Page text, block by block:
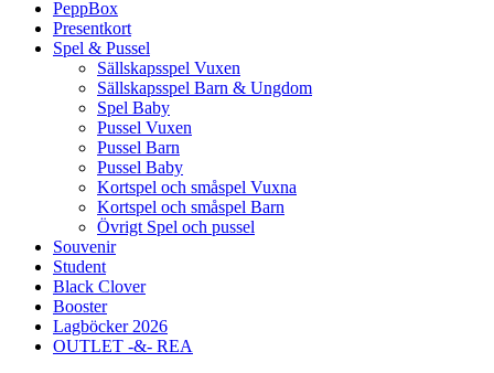
PeppBox
Presentkort
Spel & Pussel
Sällskapsspel Vuxen
Sällskapsspel Barn & Ungdom
Spel Baby
Pussel Vuxen
Pussel Barn
Pussel Baby
Kortspel och småspel Vuxna
Kortspel och småspel Barn
Övrigt Spel och pussel
Souvenir
Student
Black Clover
Booster
Lagböcker 2026
OUTLET -&- REA